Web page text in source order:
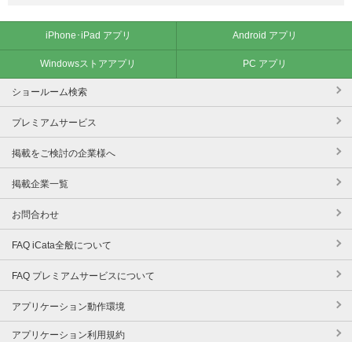
iPhone･iPad アプリ Android アプリ
Windowsストアアプリ PC アプリ
ショールーム検索
プレミアムサービス
掲載をご検討の企業様へ
掲載企業一覧
お問合わせ
FAQ iCata全般について
FAQ プレミアムサービスについて
アプリケーション動作環境
アプリケーション利用規約